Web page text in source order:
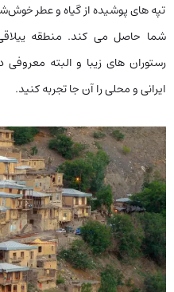
تپه های پوشیده از گیاه و عطر
شما حاصل می کند. منطقه
رستوران های زیبا و البته
ایرانی و محلی را آن جا تجربه کنید.